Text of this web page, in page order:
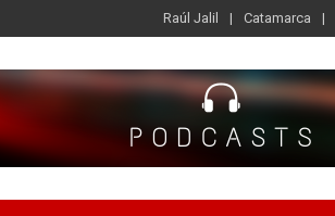
Raúl Jalil Catamarca